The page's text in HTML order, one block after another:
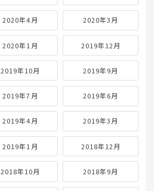
2020年4月 2020年3月
2020年1月 2019年12月
2019年10月 2019年9月
2019年7月 2019年6月
2019年4月 2019年3月
2019年1月 2018年12月
2018年10月 2018年9月